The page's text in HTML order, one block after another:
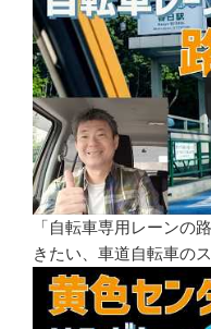
「自転車専用レーンの
きたい、車道自転車の